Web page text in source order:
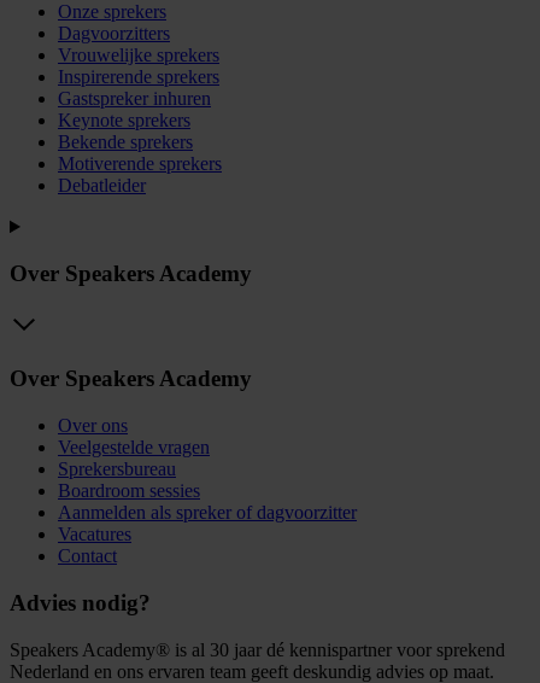
Onze sprekers
Dagvoorzitters
Vrouwelijke sprekers
Inspirerende sprekers
Gastspreker inhuren
Keynote sprekers
Bekende sprekers
Motiverende sprekers
Debatleider
Over Speakers Academy
Over Speakers Academy
Over ons
Veelgestelde vragen
Sprekersbureau
Boardroom sessies
Aanmelden als spreker of dagvoorzitter
Vacatures
Contact
Advies nodig?
Speakers Academy® is al 30 jaar dé kennispartner voor sprekend
Nederland en ons ervaren team geeft deskundig advies op maat.